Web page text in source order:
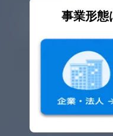
事業形態